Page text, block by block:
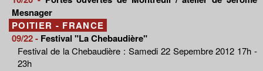
Mesnager
POITIER - FRANCE
09/22 - Festival "La Chebaudière"
Festival de la Chebaudière : Samedi 22 Sepembre 2012 17h -
23h